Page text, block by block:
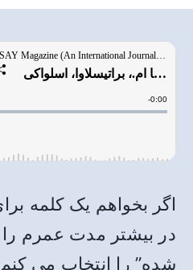
اگر بخواهم یک کلمه
در بیشتر مدت عمرم را
شده” را انتخاب می